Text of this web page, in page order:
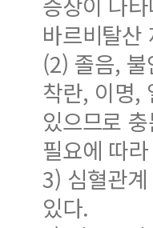
바르비탈산
(2) 졸음,
착란, 이명,
있으므로
필요에 따
3) 심혈관
있다.